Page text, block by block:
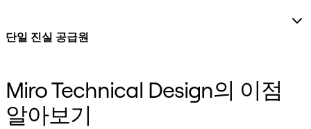
조직 설계
솔루션
비즈니스 유형별
단일 진실 공급원
Miro Technical Design의 이점
알아보기